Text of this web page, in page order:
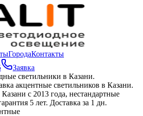
ГородаКонтакты
Заявка
светильники в Казани.
акцентные светильников в Казани.
с 2013 года, нестандартные
5 лет. Доставка за 1 дн.